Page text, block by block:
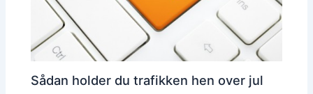
Sådan holder du trafikken hen over jul